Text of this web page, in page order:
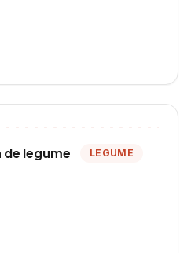
legume
LEGUME